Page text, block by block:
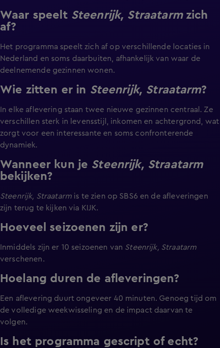
Waar speelt Steenrijk, Straatarmzich
af?
Het programma speelt zich af op verschillende locaties in
Nederland en soms daarbuiten, afhankelijk van waar de
deelnemende gezinnen wonen.
Wie zitten er in Steenrijk, Straatarm?
In elke aflevering staan twee nieuwe gezinnen centraal. Ze
verschillen sterk in levensstijl, inkomen en achtergrond, wat
zorgt voor een interessante en soms confronterende
dynamiek.
Wanneer kun je Steenrijk, Straatarm
bekijken?
Steenrijk, Straatarm is te zien op SBS6 en de afleveringen
zijn terug te kijken via KIJK.
Hoeveel seizoenen zijn er?
Inmiddels zijn er 10 seizoenen van Steenrijk, Straatarm
verschenen.
Hoelang duren de afleveringen?
Een aflevering duurt ongeveer 40 minuten. Genoeg tijd om
de volledige weekwisseling en de impact daarvan te
volgen.
Is het programma gescript of echt?